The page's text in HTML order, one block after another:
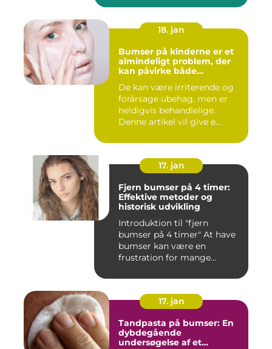
18. jan
Bumser på kinderne er et
almindeligt problem, der
kan påvirke både
De kan være irriterende og
forårsage ubehag, men er
heldigvis behandlelige.
Denne artikel vil give e...
17. jan
Fjern bumser på 4 timer:
Effektive metoder og
historisk udvikling
Introduktion til "fjern
bumser på 4 timer" At have
bumser kan være en
frustration for mange
17. jan
Tandpasta på bumser: En
dybdegående
undersøgelse af et